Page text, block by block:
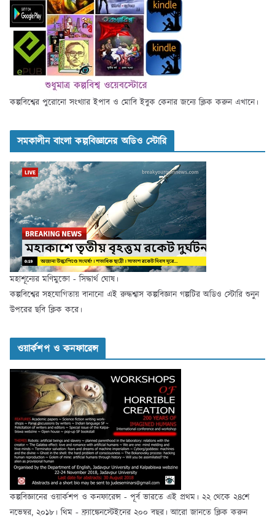
কল্পবিশ্বের পুরোনো সংখ্যার ইপাব ও মোবি ইবুক কেনার জন্যে ক্লিক করুন এখানে।
সমকালীন বাংলা কল্পবিজ্ঞানের অডিও স্টোরি
মহাশূন্যের মণিমুক্তো - সিদ্ধার্থ ঘোষ।
কল্পবিশ্বের সহযোগিতায় বানানো এই রুদ্ধশ্বাস কল্পবিজ্ঞান গল্পটির অডিও স্টোরি শুনুন
উপরের ছবি ক্লিক করে।
ওয়ার্কশপ ও কনফারেন্স
কল্পবিজ্ঞানের ওয়ার্কশপ ও কনফারেন্স - পূর্ব ভারতে এই প্রথম। ২২ থেকে ২৪শে
নভেম্বর, ২০১৮। থিম - ফ্র্যাঙ্কেনস্টেইনের ২০০ বছর। আরো জানতে ক্লিক করুন